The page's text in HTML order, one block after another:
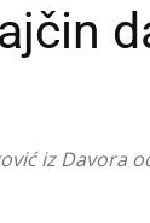
iz Davora